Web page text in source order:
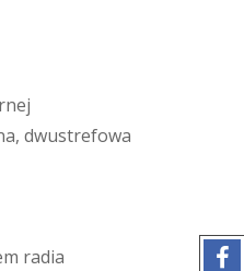
rnej
a, dwustrefowa
m radia